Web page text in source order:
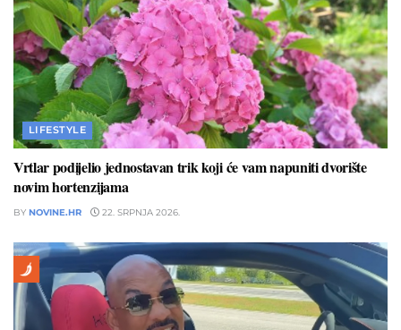
LIFESTYLE
Vrtlar podijelio jednostavan trik koji će vam napuniti dvorište
novim hortenzijama
BY NOVINE.HR 22. SRPNJA 2026.